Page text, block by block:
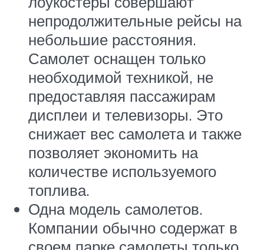
непродолжительные рейсы на
небольшие расстояния.
Самолет оснащен только
необходимой техникой, не
предоставляя пассажирам
дисплеи и телевизоры. Это
снижает вес самолета и также
позволяет экономить на
количестве используемого
топлива.
Одна модель самолетов.
Компании обычно содержат в